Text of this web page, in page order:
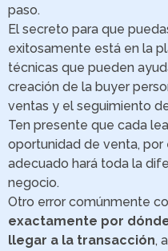
paso.
El secreto para que
exitosamente está en la
técnicas que pueden
creación de la buyer
ventas y el seguimiento
Ten presente que cada
oportunidad de venta, por
adecuado hará toda la
negocio.
Otro error comúnmente
exactamente por
llegar a la transacción,